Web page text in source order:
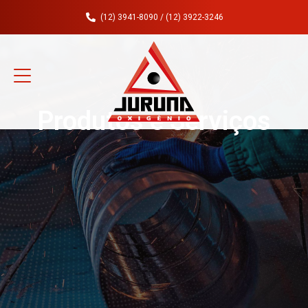
(12) 3941-8090 / (12) 3922-3246
Produtos e Serviços